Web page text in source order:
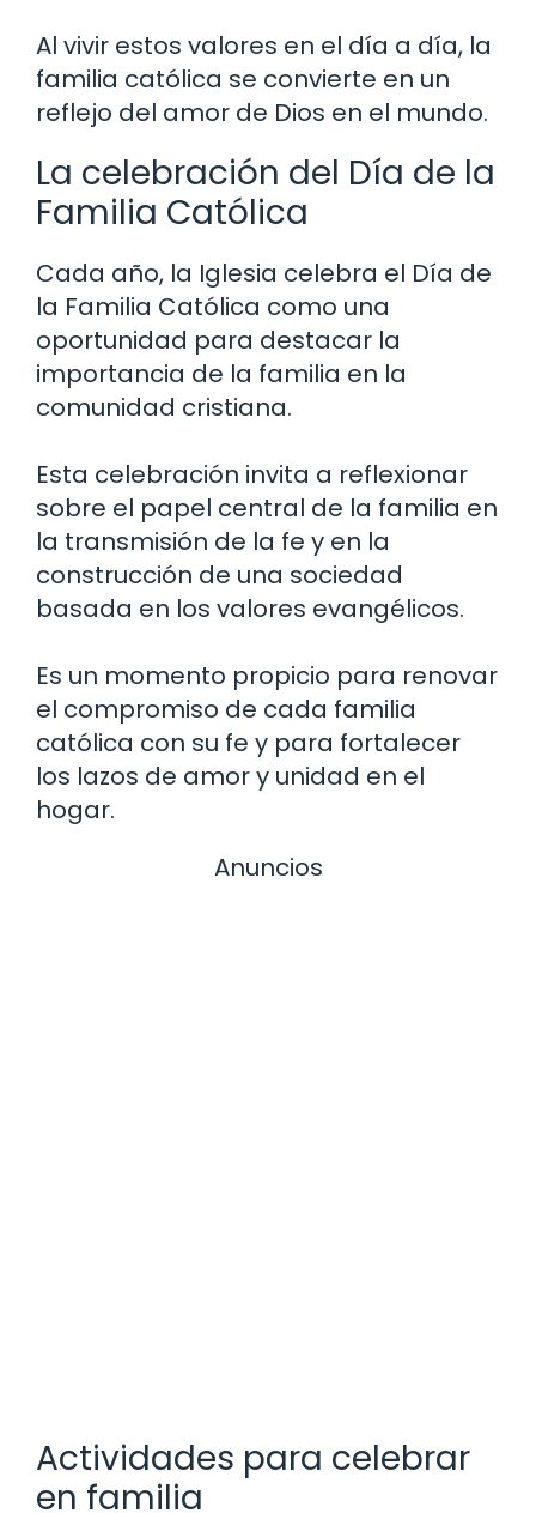
Al vivir estos valores en el día a día, la
familia católica se convierte en un
reflejo del amor de Dios en el mundo.
La celebración del Día de la
Familia Católica
Cada año, la Iglesia celebra el Día de
la Familia Católica como una
oportunidad para destacar la
importancia de la familia en la
comunidad cristiana.
Esta celebración invita a reflexionar
sobre el papel central de la familia en
la transmisión de la fe y en la
construcción de una sociedad
basada en los valores evangélicos.
Es un momento propicio para renovar
el compromiso de cada familia
católica con su fe y para fortalecer
los lazos de amor y unidad en el
hogar.
Anuncios
Actividades para celebrar
en familia